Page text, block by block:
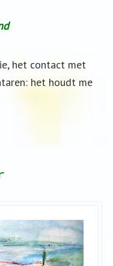
het contact met
het houdt me